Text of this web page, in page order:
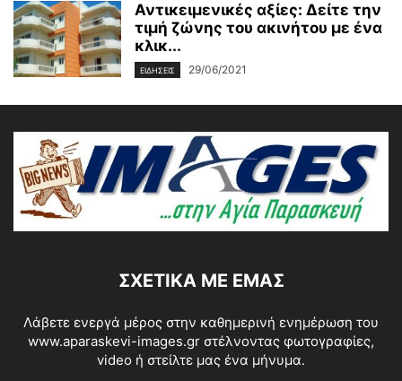
Αντικειμενικές αξίες: Δείτε την
τιμή ζώνης του ακινήτου με ένα
κλικ...
ΕΙΔΗΣΕΙΣ 29/06/2021
ΣΧΕΤΙΚΆ ΜΕ ΕΜΆΣ
Λάβετε ενεργά μέρος στην καθημερινή ενημέρωση του
www.aparaskevi-images.gr στέλνοντας φωτογραφίες,
video ή στείλτε μας ένα μήνυμα.